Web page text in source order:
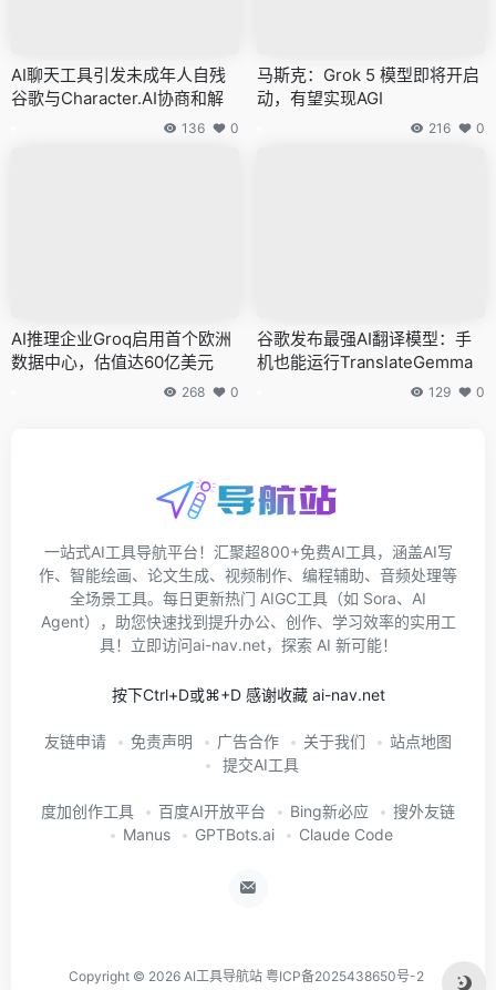
AI聊天工具引发未成年人自残
谷歌与Character.AI协商和解
136 0
马斯克：Grok 5 模型即将开启
动，有望实现AGI
216 0
AI推理企业Groq启用首个欧洲
数据中心，估值达60亿美元
268 0
谷歌发布最强AI翻译模型：手
机也能运行TranslateGemma
129 0
一站式AI工具导航平台！汇聚超800+免费AI工具，涵盖AI写
作、智能绘画、论文生成、视频制作、编程辅助、音频处理等
全场景工具。每日更新热门 AIGC工具（如 Sora、AI
Agent），助您快速找到提升办公、创作、学习效率的实用工
具！立即访问ai-nav.net，探索 AI 新可能！
按下Ctrl+D或⌘+D 感谢收藏 ai-nav.net
友链申请 免责声明 广告合作 关于我们
站点地图
提交AI工具
度加创作工具 百度AI开放平台 Bing新必应
搜外友链
Manus
GPTBots.ai Claude Code
Copyright © 2026 AI工具导航站 粤ICP备2025438650号-2